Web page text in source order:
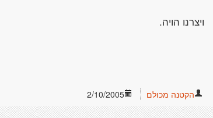
ויצרנו הויה.
2/10/2005 הקטנה מכולם